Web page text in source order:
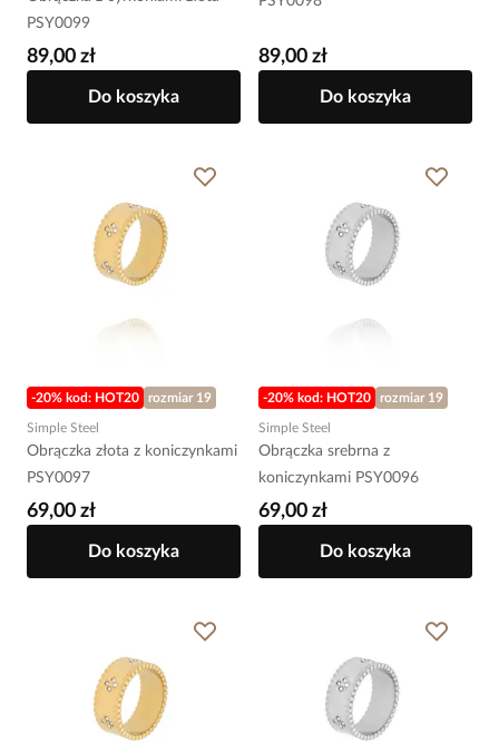
PSY0099
89,00 zł
Do koszyka
89,00 zł
Do koszyka
-20% kod: HOT20 rozmiar 19
Simple Steel
Obrączka złota z koniczynkami
PSY0097
69,00 zł
Do koszyka
-20% kod: HOT20 rozmiar 19
Simple Steel
Obrączka srebrna z
koniczynkami PSY0096
69,00 zł
Do koszyka